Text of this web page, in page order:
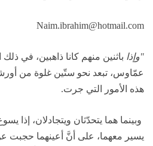
Naim.ibrahim@hotmail.com
"وإذا باثنين منهم كانا ذاهبين، في
عمّاوس، تبعد نحو ستّين غلوة من
هذه الأمور التي جرت.
وبينما هما يتحدّثان ويتجادلان، إذا
يسير معهما، على أنَّ أعينهما حجبت